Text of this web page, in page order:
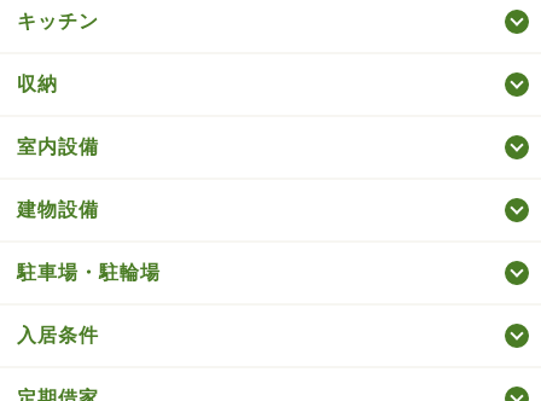
キッチン
収納
室内設備
建物設備
駐車場・駐輪場
入居条件